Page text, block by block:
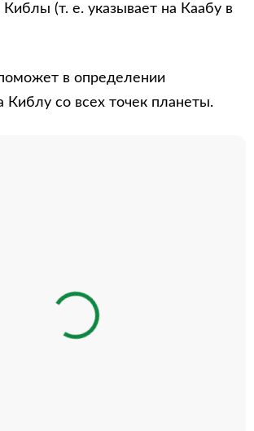
Киблы (т. е. указывает на Каабу в
в определении
Киблу со всех точек планеты.